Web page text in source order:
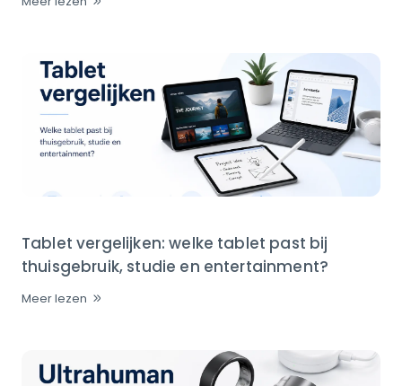
Tablet vergelijken: welke tablet past bij
thuisgebruik, studie en entertainment?
Meer lezen